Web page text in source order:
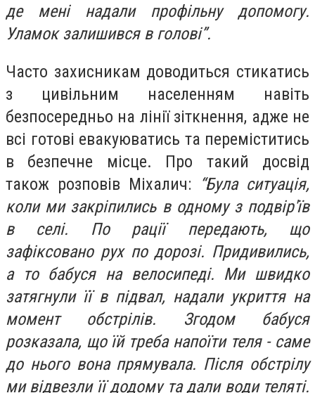
де мені надали профільну допомогу.
Уламок залишився в голові”.
Часто захисникам доводиться стикатись
з цивільним населенням навіть
безпосередньо на лінії зіткнення, адже не
всі готові евакуюватись та переміститись
в безпечне місце. Про такий досвід
також розповів Міхалич:
“Була ситуація,
коли ми закріпились в одному з подвір'їв
в селі. По рації передають, що
зафіксовано рух по дорозі. Придивились,
а то бабуся на велосипеді. Ми швидко
затягнули її в підвал, надали укриття на
момент обстрілів. Згодом бабуся
розказала, що їй треба напоїти теля - саме
до нього вона прямувала. Після обстрілу
ми відвезли її додому та дали води теляті.